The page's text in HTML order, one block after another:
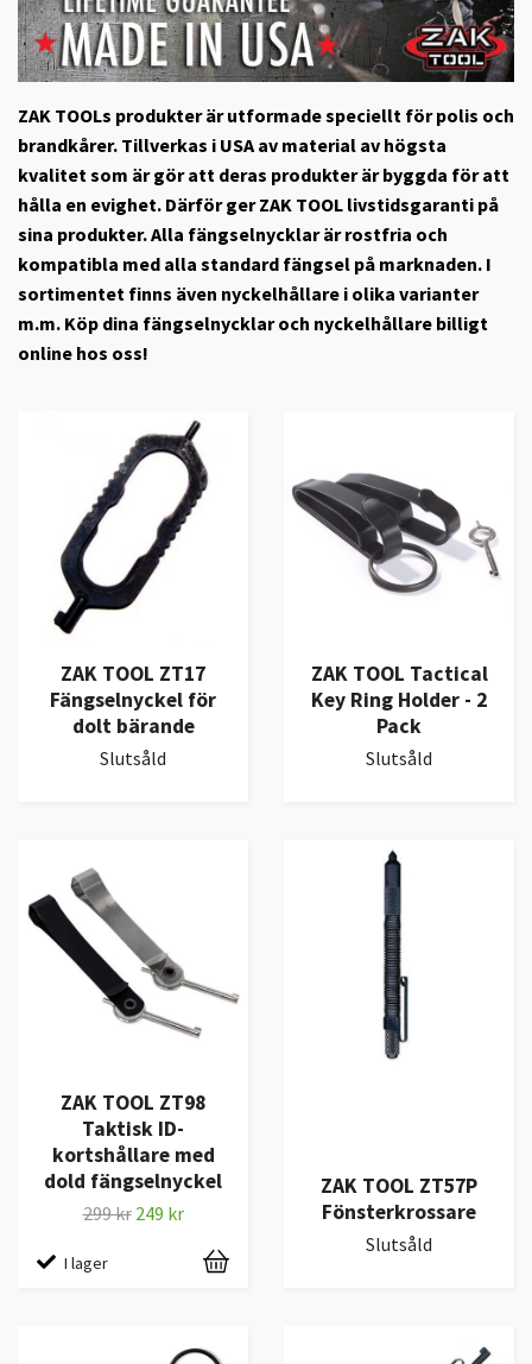
ZAK TOOLs produkter är utformade speciellt för polis och
brandkårer. Tillverkas i USA av material av högsta
kvalitet som är gör att deras produkter är byggda för att
hålla en evighet. Därför ger ZAK TOOL livstidsgaranti på
sina produkter. Alla fängselnycklar är rostfria och
kompatibla med alla standard fängsel på marknaden. I
sortimentet finns även nyckelhållare i olika varianter
m.m. Köp dina fängselnycklar och nyckelhållare billigt
online hos oss!
ZAK TOOL ZT17
Fängselnyckel för
dolt bärande
Slutsåld
ZAK TOOL Tactical
Key Ring Holder - 2
Pack
Slutsåld
ZAK TOOL ZT98
Taktisk ID-
kortshållare med
dold fängselnyckel
299 kr 249 kr
I lager
ZAK TOOL ZT57P
Fönsterkrossare
Slutsåld